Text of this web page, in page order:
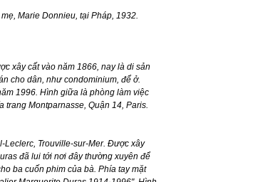
Marie Donnieu, tại Pháp, 1932.
xây cất vào năm 1866, nay là di sản
cho dân, như condominium, để ở.
1996. Hình giữa là phòng làm việc
trang Montparnasse, Quận 14, Paris.
Leclerc, Trouville-sur-Mer. Được xây
đã lui tới nơi đây thường xuyên để
ba cuốn phim của bà. Phía tay mặt